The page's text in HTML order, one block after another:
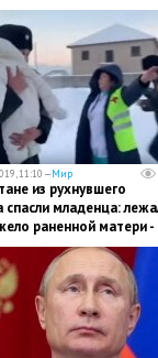
11:10 —Мир
из рухнувшего
спасли младенца:
раненной матери -
кадры